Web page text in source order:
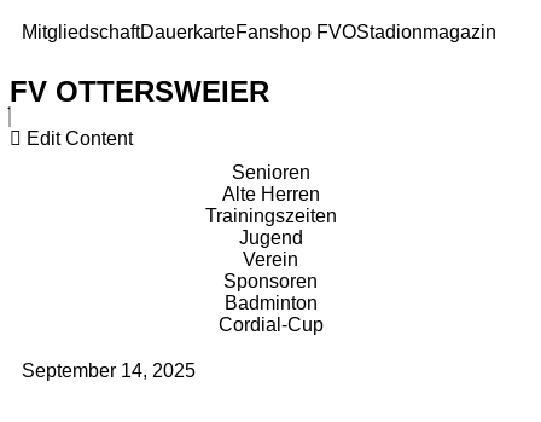
MitgliedschaftDauerkarteFanshop FVOStadionmagazin
FV OTTERSWEIER
Edit Content
Senioren
Alte Herren
Trainingszeiten
Jugend
Verein
Sponsoren
Badminton
Cordial-Cup
September 14, 2025